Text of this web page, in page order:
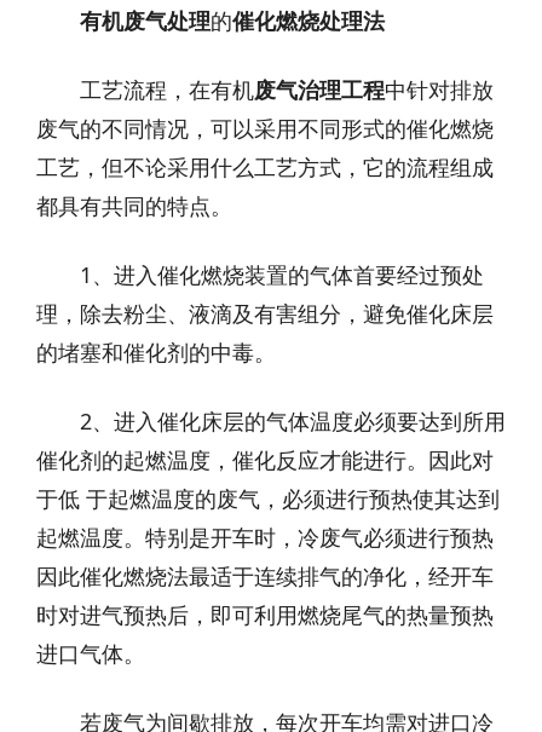
有机废气处理的催化燃烧处理法
工艺流程，在有机废气治理工程中针对排放
废气的不同情况，可以采用不同形式的催化燃烧
工艺，但不论采用什么工艺方式，它的流程组成
都具有共同的特点。
1、进入催化燃烧装置的气体首要经过预处
理，除去粉尘、液滴及有害组分，避免催化床层
的堵塞和催化剂的中毒。
2、进入催化床层的气体温度必须要达到所用
催化剂的起燃温度，催化反应才能进行。因此对
于低 于起燃温度的废气，必须进行预热使其达到
起燃温度。特别是开车时，冷废气必须进行预热
因此催化燃烧法最适于连续排气的净化，经开车
时对进气预热后，即可利用燃烧尾气的热量预热
进口气体。
若废气为间歇排放，每次开车均需对进口冷